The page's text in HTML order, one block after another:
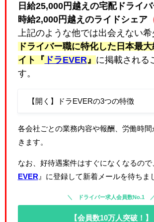
日給25,000円越えの宅配ドライバ
時給2,000円越えのライドシェア
上記のような他では出会えない希
ドライバー職に特化した日本最
イト『 ドラEVER 』 に掲載される
す。
【開く】ドラEVERの3つの特徴
各会社ごとの業務内容や報酬、労働時
きます。
なお、好待遇案件はすぐになくなるので
EVER 』に登録して新着メールを待ちま
ドライバー求人会員数No.1
【会員数10万人突破！】